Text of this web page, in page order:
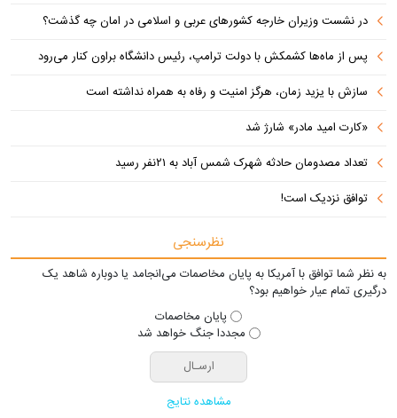
در نشست وزیران خارجه کشورهای عربی و اسلامی در امان چه گذشت؟
پس از ماه‌ها کشمکش با دولت ترامپ، رئیس دانشگاه براون کنار می‌رود
سازش با یزید زمان، هرگز امنیت و رفاه به همراه نداشته است
«کارت امید مادر» شارژ شد
تعداد مصدومان حادثه شهرک شمس آباد به ۲۱نفر رسید
توافق نزدیک است!
نظرسنجی
به نظر شما توافق با آمریکا به پایان مخاصمات می‌انجامد یا دوباره شاهد یک
درگیری تمام عیار خواهیم بود؟
پایان مخاصمات
مجددا جنگ خواهد شد
مشاهده نتایج